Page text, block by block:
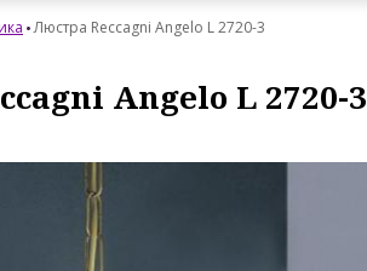
Люстра Reccagni Angelo L 2720-3
Angelo L 2720-3